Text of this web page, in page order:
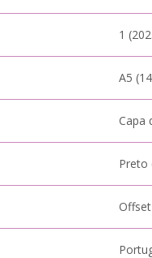
1
A5
Capa
Preto